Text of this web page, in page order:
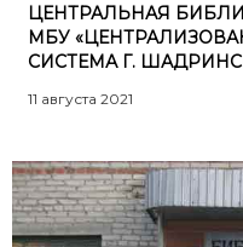
ЦЕНТРАЛЬНАЯ
МБУ
СИСТЕМА Г.
11 августа 2021